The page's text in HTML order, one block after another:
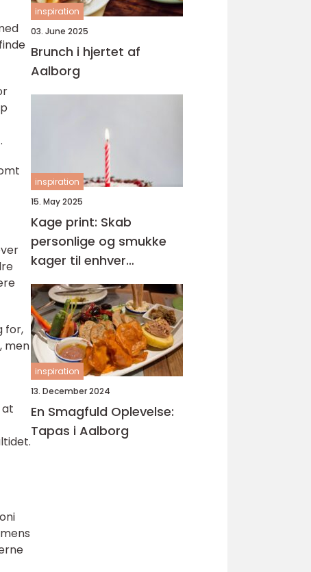
for,
men
inspiration
03. June 2025
Brunch i hjertet af
Aalborg
inspiration
15. May 2025
Kage print: Skab
personlige og smukke
kager til enhver
anledning
inspiration
13. December 2024
En Smagfuld Oplevelse:
Tapas i Aalborg